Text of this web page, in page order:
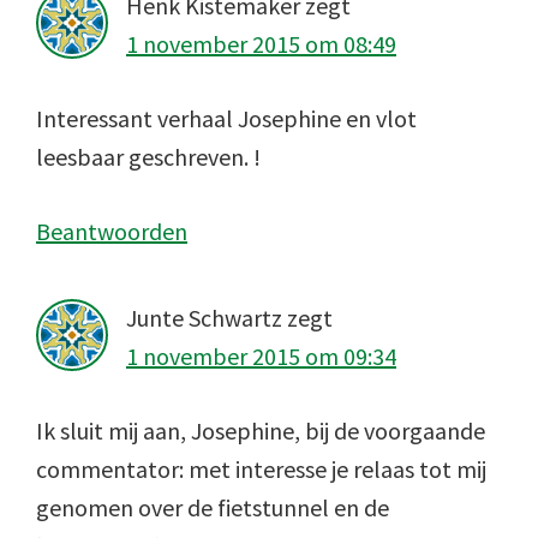
1 november 2015 om 08:49
Interessant verhaal Josephine en vlot
leesbaar geschreven. !
Beantwoorden
Junte Schwartz zegt
1 november 2015 om 09:34
Ik sluit mij aan, Josephine, bij de voorgaande
commentator: met interesse je relaas tot mij
genomen over de fietstunnel en de